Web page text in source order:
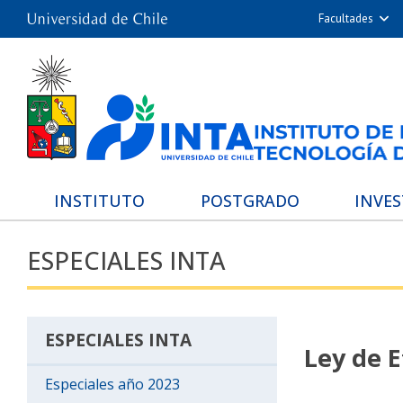
Facultades
Cs.
Filosofía y
INSTITUTO POSTGRADO
ESPECIALES INTA
ESPECIALES INTA
Especiales año 2023
Ley de